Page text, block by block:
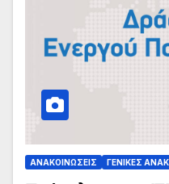
ΑΝΑΚΟΙΝΏΣΕΙΣ ΓΕΝΙΚΈΣ